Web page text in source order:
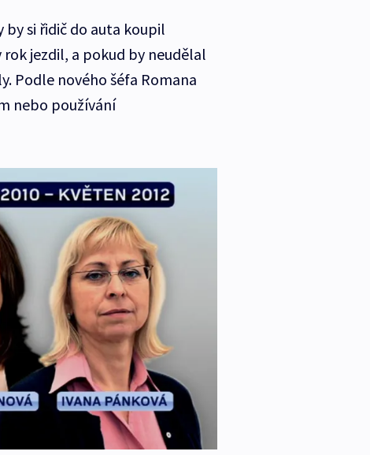
by si řidič do auta koupil
jezdil, a pokud by neudělal
Podle nového šéfa Romana
nebo používání